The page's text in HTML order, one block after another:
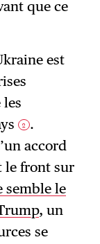
que ce
est
2 .
accord
le front sur
semble le
, un
se